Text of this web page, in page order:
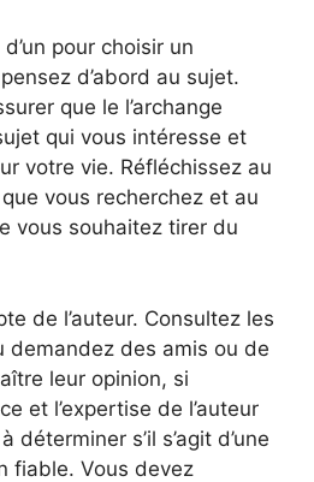
pour choisir un
d’abord au sujet.
que le l’archange
qui vous intéresse et
votre vie. Réfléchissez au
vous recherchez et au
vous souhaitez tirer du
de l’auteur. Consultez les
demandez des amis ou de
leur opinion, si
et l’expertise de l’auteur
déterminer s’il s’agit d’une
fiable. Vous devez